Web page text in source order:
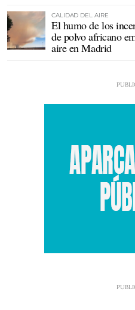
CALIDAD DEL AIRE
El humo de los
de polvo africano
aire en Madrid